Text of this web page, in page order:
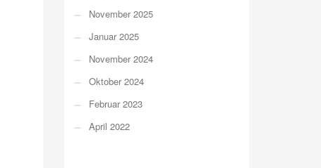
November 2025
Januar 2025
November 2024
Oktober 2024
Februar 2023
April 2022